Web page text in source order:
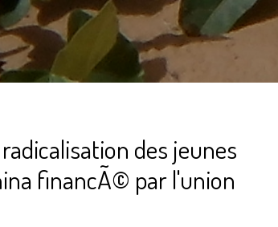
des jeunes
financÃ© par l'union